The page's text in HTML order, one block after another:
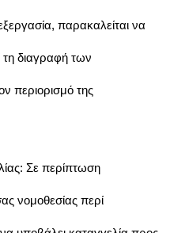
παρακαλείται να
τη διαγραφή των
περιορισμό της
Σε περίπτωση
νομοθεσίας περί